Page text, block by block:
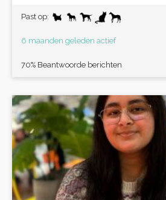
Past op:
6 maanden geleden actief
70% Beantwoorde berichten